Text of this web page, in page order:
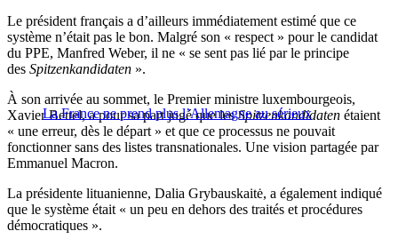
Le président français a d’ailleurs immédiatement estimé que ce
système n’était pas le bon. Malgré son « respect » pour le candidat
du PPE, Manfred Weber, il ne « se sent pas lié par le principe
des Spitzenkandidaten ».
La France ne prend plus l’Allemagne au sérieux
À son arrivée au sommet, le Premier ministre luxembourgeois,
Xavier Bettel, a pour sa part jugé que lesSpitzenkandidaten étaient
« une erreur, dès le départ » et que ce processus ne pouvait
fonctionner sans des listes transnationales. Une vision partagée par
Emmanuel Macron.
La présidente lituanienne, Dalia Grybauskaitė, a également indiqué
que le système était « un peu en dehors des traités et procédures
démocratiques ».